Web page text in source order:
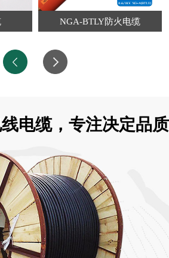
NGA-BTLY防火电缆
电缆，专注决定品质